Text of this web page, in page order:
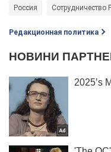
Россия Сотрудничество
Редакционная политика